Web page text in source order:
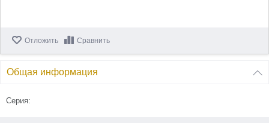
Отложить Сравнить
Общая информация
Серия: